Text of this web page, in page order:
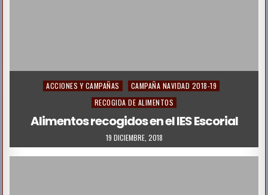
P
s
e
ACCIONES Y CAMPAÑAS
CAMPAÑA NAVIDAD 2018-19
RECOGIDA DE ALIMENTOS
Alimentos recogidos en el IES Escorial
19 DICIEMBRE, 2018